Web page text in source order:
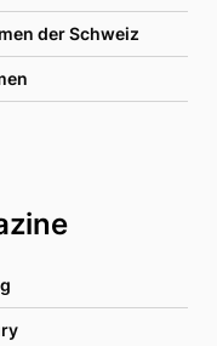
der Schweiz